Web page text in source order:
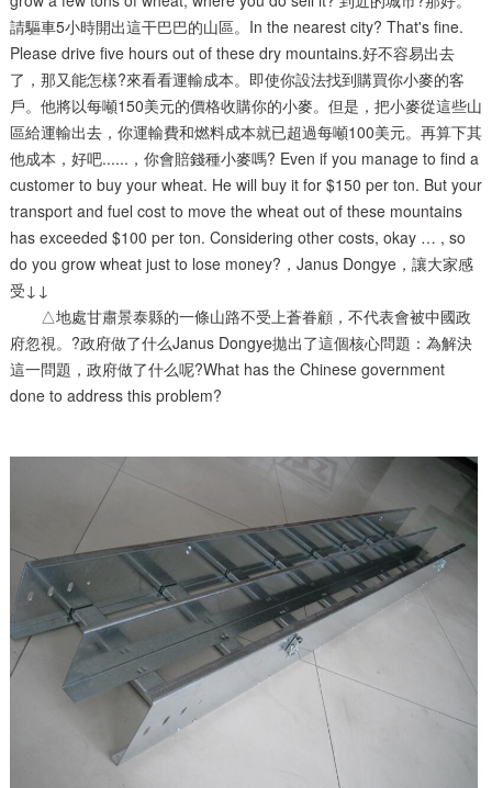
請驅車5小時開出這干巴巴的山區。In the nearest city? That's fine.
Please drive five hours out of these dry mountains.好不容易出去
了，那又能怎樣?來看看運輸成本。即使你設法找到購買你小麥的客
戶。他將以每噸150美元的價格收購你的小麥。但是，把小麥從這些山
區給運輸出去，你運輸費和燃料成本就已超過每噸100美元。再算下其
他成本，好吧......，你會賠錢種小麥嗎? Even if you manage to find a
customer to buy your wheat. He will buy it for $150 per ton. But your
transport and fuel cost to move the wheat out of these mountains
has exceeded $100 per ton. Considering other costs, okay … , so
do you grow wheat just to lose money?，Janus Dongye，讓大家感
受↓↓
△地處甘肅景泰縣的一條山路不受上蒼眷顧，不代表會被中國政
府忽視。?政府做了什么Janus Dongye拋出了這個核心問題：為解決
這一問題，政府做了什么呢?What has the Chinese government
done to address this problem?